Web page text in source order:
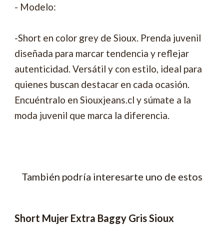
- Modelo:
-Short en color grey de Sioux. Prenda juvenil
diseñada para marcar tendencia y reflejar
autenticidad. Versátil y con estilo, ideal para
quienes buscan destacar en cada ocasión.
Encuéntralo en Siouxjeans.cl y súmate a la
moda juvenil que marca la diferencia.
También podría interesarte uno de estos
-52% OFF
Short Mujer Extra Baggy Gris Sioux